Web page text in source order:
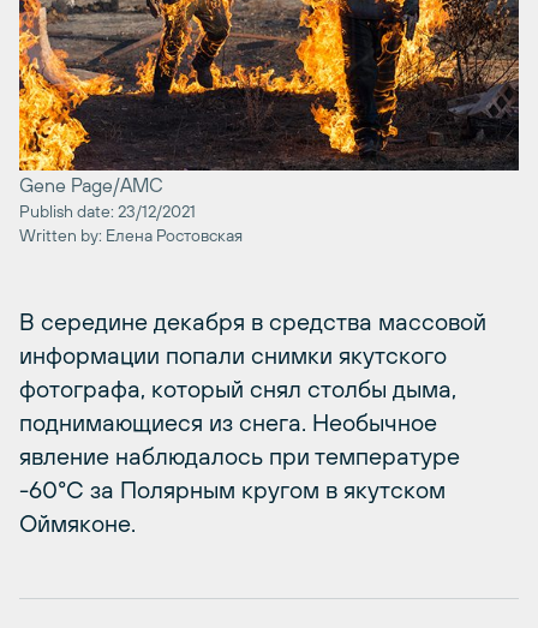
Gene Page/AMC
Publish date: 23/12/2021
Written by: Елена Ростовская
В середине декабря в средства массовой
информации попали снимки якутского
фотографа, который снял столбы дыма,
поднимающиеся из снега. Необычное
явление наблюдалось при температуре
-60°С за Полярным кругом в якутском
Оймяконе.